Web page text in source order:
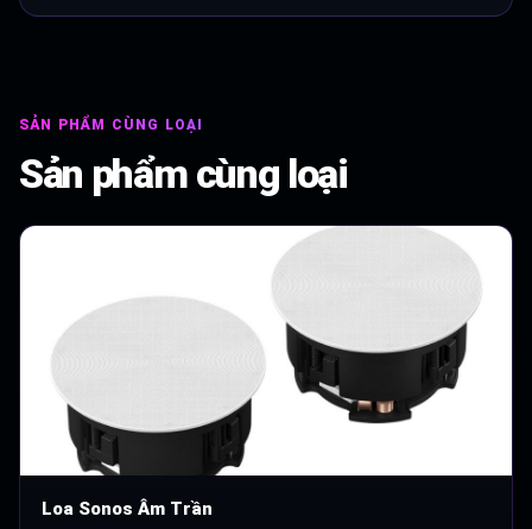
SẢN PHẨM CÙNG LOẠI
Sản phẩm cùng loại
Loa Sonos Âm Trần